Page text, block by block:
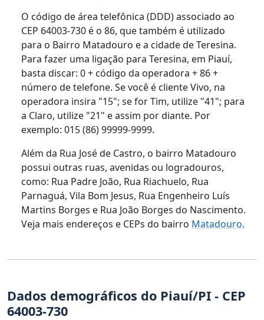
O código de área telefônica (DDD) associado ao
CEP 64003-730 é o 86, que também é utilizado
para o Bairro Matadouro e a cidade de Teresina.
Para fazer uma ligação para Teresina, em Piauí,
basta discar: 0 + código da operadora + 86 +
número de telefone. Se você é cliente Vivo, na
operadora insira "15"; se for Tim, utilize "41"; para
a Claro, utilize "21" e assim por diante. Por
exemplo: 015 (86) 99999-9999.
Além da Rua José de Castro, o bairro Matadouro
possui outras ruas, avenidas ou logradouros,
como: Rua Padre João, Rua Riachuelo, Rua
Parnaguá, Vila Bom Jesus, Rua Engenheiro Luís
Martins Borges e Rua João Borges do Nascimento.
Veja mais endereços e CEPs do bairro Matadouro.
Dados demográficos do Piauí/PI - CEP
64003-730